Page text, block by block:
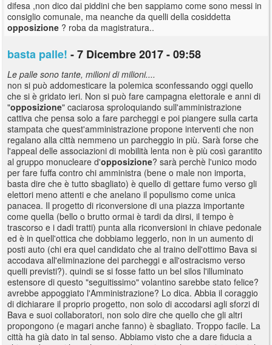
difesa ,non dico dai piddini che ben sappiamo come sono messi in
consiglio comunale, ma neanche da quelli della cosiddetta
opposizione ? roba da magistratura..
basta palle! - 7 Dicembre 2017 - 09:58
Le palle sono tante, milioni di milioni....
non si può addomesticare la polemica sconfessando oggi quello
che si è gridato ieri. Non si può fare campagna elettorale e anni di
"opposizione" caciarosa sproloquiando sull'amministrazione
cattiva che pensa solo a fare parcheggi e poi piangere sulla carta
stampata che quest'amministrazione propone interventi che non
regalano alla città nemmeno un parcheggio in più. Sarà forse che
l'appeal delle associazioni di mobilità lenta non è più così garantito
al gruppo monucleare d'opposizione? sarà perchè l'unico modo
per fare fuffa contro chi amministra (bene o male non importa,
basta dire che è tutto sbagliato) è quello di gettare fumo verso gli
elettori meno attenti e che anelano il populismo come unica
panacea. Il progetto di riconversione di una piazza importante
come quella (bello o brutto ormai è tardi da dirsi, il tempo è
trascorso e i dadi tratti) punta alla riconversioni in chiave pedonale
ed è in quell'ottica che dobbiamo leggerlo, non in un aumento di
posti auto (chi era quel candidato che al traino dell'ottimo Bava si
accodava all'eliminazione dei parcheggi e all'ostracismo verso
quelli previsti?). quindi se si fosse fatto un bel silos l'illuminato
estensore di questo "seguitissimo" volantino sarebbe stato felice?
avrebbe appoggiato l'Amministrazione? Lo dica. Abbia il coraggio
di dichiarare il proprio progetto, non solo di accodarsi agli sforzi di
Bava e suoi collaboratori, non solo dire che quello che gli altri
propongono (e magari anche fanno) è sbagliato. Troppo facile. La
città ha già dato in tal senso. Abbiamo visto che a dare fiducia a